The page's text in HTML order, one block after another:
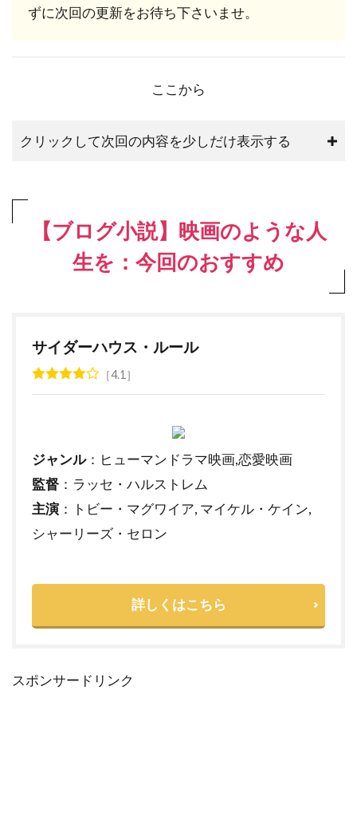
ずに次回の更新をお待ち下さいませ。
ここから
クリックして次回の内容を少しだけ表示する
【ブログ小説】映画のような人
生を：今回のおすすめ
サイダーハウス・ルール
4.1
ジャンル：ヒューマンドラマ映画,恋愛映画
監督 ：ラッセ・ハルストレム
主演 ：トビー・マグワイア, マイケル・ケイン,
シャーリーズ・セロン
詳しくはこちら
スポンサードリンク